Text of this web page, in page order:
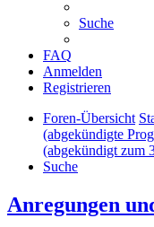
Suche
FAQ
Anmelden
Registrieren
Foren-Übersicht
(abgekündigte
(abgekündigt zum
Suche
Anregungen